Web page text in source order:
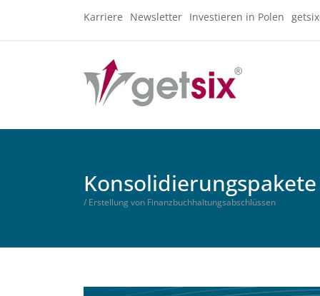
Karriere Newsletter Investieren in Polen
Konsolidierungspakete
/ Erstellung von Finanzbuchhaltungsabschlüssen